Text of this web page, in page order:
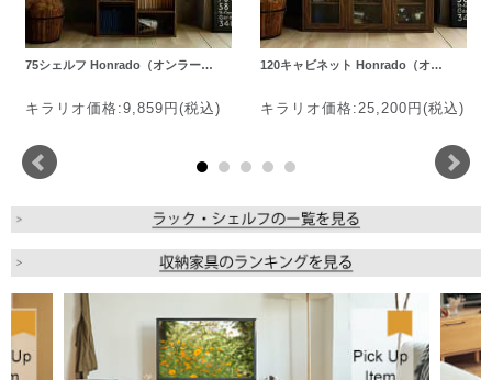
75シェルフ Honrado（オンラー…
キラリオ価格:9,859円(税込)
120キャビネット Honrado（オ…
キラリオ価格:25,200円(税込)